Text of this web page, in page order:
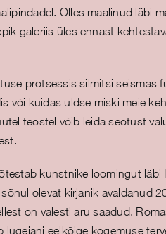
Olles maalinud läbi
galeriis üles ennast
protsessis silmitsi seismas
või kuidas üldse miski meie
teostel võib leida seotust
kunstnike loomingut läbi
olevat kirjanik avaldanud
on valesti aru saadud.
lugejani eelkõige kogemuse